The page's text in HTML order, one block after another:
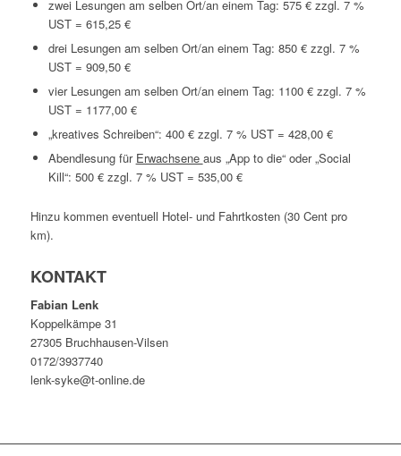
zwei Lesungen am selben Ort/an einem Tag: 575 € zzgl. 7 %
UST = 615,25 €
drei Lesungen am selben Ort/an einem Tag: 850 € zzgl. 7 %
UST = 909,50 €
vier Lesungen am selben Ort/an einem Tag: 1100 € zzgl. 7 %
UST = 1177,00 €
„kreatives Schreiben“: 400 € zzgl. 7 % UST = 428,00 €
Abendlesung für Erwachsene aus „App to die“ oder „Social
Kill“: 500 € zzgl. 7 % UST = 535,00 €
Hinzu kommen eventuell Hotel- und Fahrtkosten (30 Cent pro
km).
KONTAKT
Fabian Lenk
Koppelkämpe 31
27305 Bruchhausen-Vilsen
0172/3937740
lenk-syke@t-online.de